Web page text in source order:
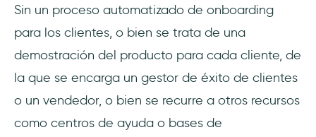
Sin un proceso automatizado de onboarding
para los clientes, o bien se trata de una
demostración del producto para cada cliente, de
la que se encarga un gestor de éxito de clientes
o un vendedor, o bien se recurre a otros recursos
como centros de ayuda o bases de